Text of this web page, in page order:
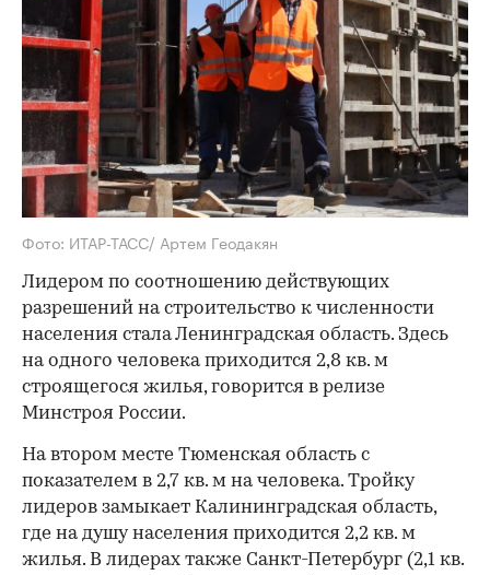
Фото: ИТАР-ТАСС/ Артем Геодакян
Лидером по соотношению действующих
разрешений на строительство к численности
населения стала Ленинградская область. Здесь
на одного человека приходится 2,8 кв. м
строящегося жилья, говорится в релизе
Минстроя России.
На втором месте Тюменская область с
показателем в 2,7 кв. м на человека. Тройку
лидеров замыкает Калининградская область,
где на душу населения приходится 2,2 кв. м
жилья. В лидерах также Санкт-Петербург (2,1 кв.